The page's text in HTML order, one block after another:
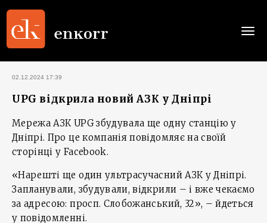
02.12.2024 17:39
UPG відкрила новий АЗК у Дніпрі
Мережа АЗК UPG збудувала ще одну станцію у
Дніпрі. Про це компанія повідомляє на своїй
сторінці у Facebook.
«Нарешті ще один ультрасучасний АЗК у Дніпрі.
Запланували, збудували, відкрили – і вже чекаємо
за адресою: просп. Слобожанський, 32», – йдеться
у повідомленні.